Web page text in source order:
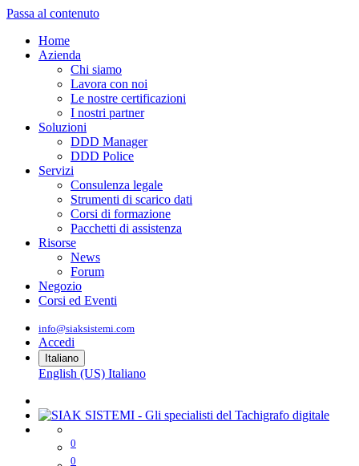
Passa al contenuto
Home
Azienda
Chi siamo
Lavora con noi
Le nostre certificazioni
I nostri partner
Soluzioni
DDD Manager
DDD Police
Servizi
Consulenza legale
Strumenti di scarico dati
Corsi di formazione
Pacchetti di assistenza
Risorse
News
Forum
Negozio
Corsi ed Eventi
info@siaksistemi.com
Accedi
Italiano
English (US) Italiano
0
0